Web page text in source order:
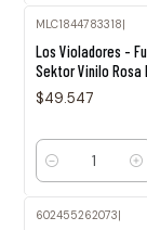
MLC1844783318
Los Violadores -
Sektor Vinilo Rosa
$49.547
Cantidad
602455262073|